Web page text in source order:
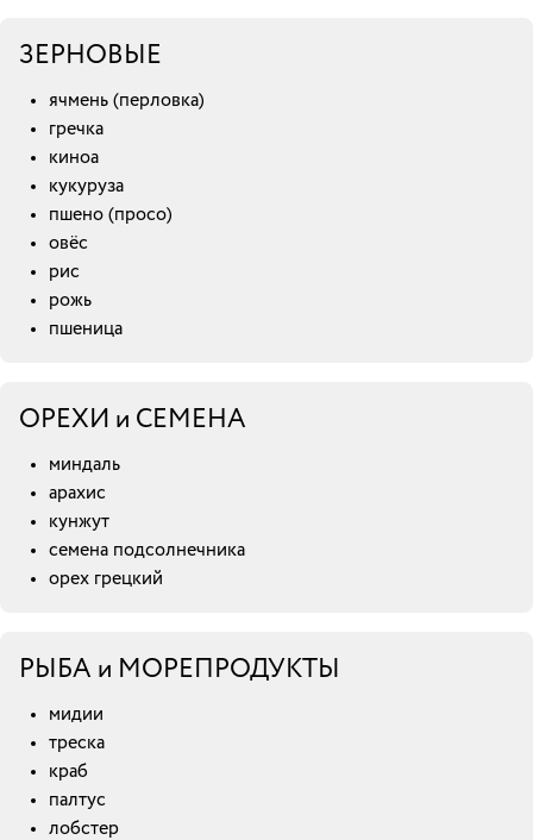
ЗЕРНОВЫЕ
ячмень (перловка)
гречка
киноа
кукуруза
пшено (просо)
овёс
рис
рожь
пшеница
ОРЕХИ и СЕМЕНА
миндаль
арахис
кунжут
семена подсолнечника
орех грецкий
РЫБА и МОРЕПРОДУКТЫ
мидии
треска
краб
палтус
лобстер